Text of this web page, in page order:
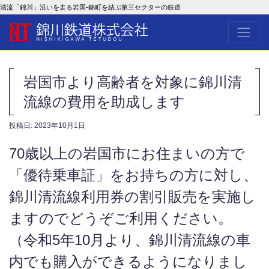
清流「錦川」沿いを走る岩国-錦町を結ぶ第三セクターの鉄道
岩国市より高齢者を対象に錦川清
流線の費用を助成します
投稿日: 2023年10月1日
70歳以上の岩国市にお住まいの方で
「優待乗車証」をお持ちの方に対し、
錦川清流線利用券の割引販売を実施し
ますのでどうぞご利用ください。
（令和5年10月より、錦川清流線の車
内でも購入ができるようになりまし